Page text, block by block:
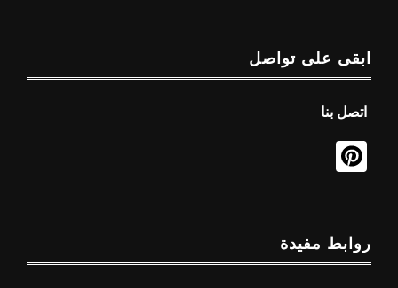
ابقى على تواصل
اتصل بنا
روابط مفيدة